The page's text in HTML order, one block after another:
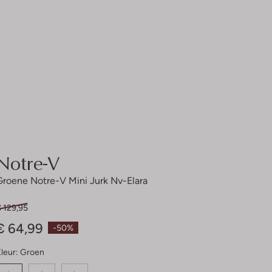
V
Notre-V Mini Jurk Nv-Elara
-50%
129,95
64,99
Groen